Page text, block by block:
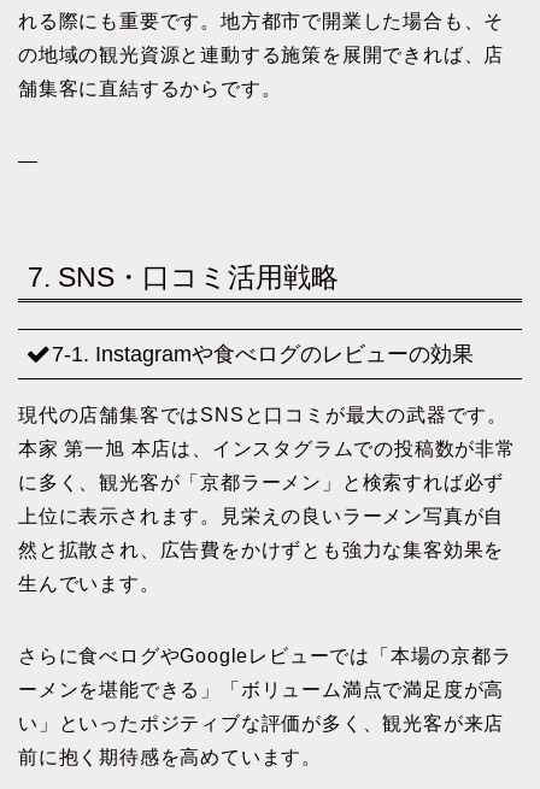
れる際にも重要です。地方都市で開業した場合も、そ
の地域の観光資源と連動する施策を展開できれば、店
舗集客に直結するからです。
—
7. SNS・口コミ活用戦略
7-1. Instagramや食べログのレビューの効果
現代の店舗集客ではSNSと口コミが最大の武器です。
本家 第一旭 本店は、インスタグラムでの投稿数が非常
に多く、観光客が「京都ラーメン」と検索すれば必ず
上位に表示されます。見栄えの良いラーメン写真が自
然と拡散され、広告費をかけずとも強力な集客効果を
生んでいます。
さらに食べログやGoogleレビューでは「本場の京都ラ
ーメンを堪能できる」「ボリューム満点で満足度が高
い」といったポジティブな評価が多く、観光客が来店
前に抱く期待感を高めています。